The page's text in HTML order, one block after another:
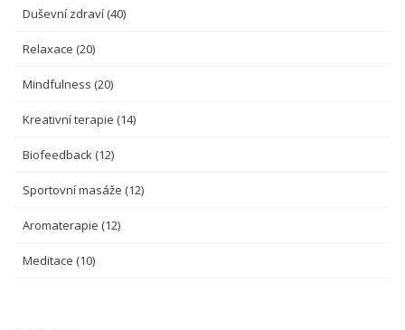
Duševní zdraví (40)
Relaxace (20)
Mindfulness (20)
Kreativní terapie (14)
Biofeedback (12)
Sportovní masáže (12)
Aromaterapie (12)
Meditace (10)